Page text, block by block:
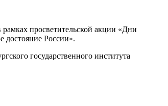
просветительской акции «Дни
достояние России».
государственного института